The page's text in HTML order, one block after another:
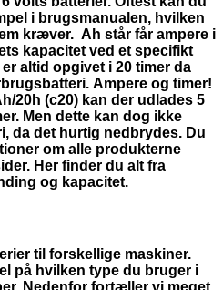
i brugsmanualen, hvilken
kræver. Ah står får ampere i
kapacitet ved et specifikt
altid opgivet i 20 timer da
Ampere og timer!
20h (c20) kan der udlades 5
Men dette kan dog ikke
da det hurtig nedbrydes. Du
om alle produkterne
Her finder du alt fra
og kapacitet.
til forskellige maskiner.
på hvilken type du bruger i
Nedenfor fortæller vi meget